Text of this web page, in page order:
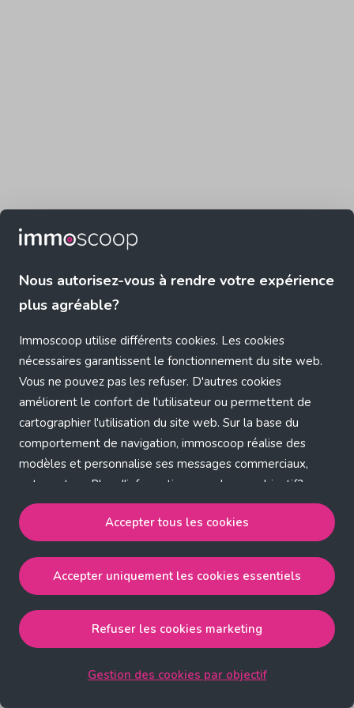
Nous autorisez-vous à rendre votre expérience
plus agréable?
Immoscoop utilise différents cookies. Les cookies
nécessaires garantissent le fonctionnement du site web.
Vous ne pouvez pas les refuser. D'autres cookies
améliorent le confort de l'utilisateur ou permettent de
cartographier l'utilisation du site web. Sur la base du
comportement de navigation, immoscoop réalise des
modèles et personnalise ses messages commerciaux,
entre autres. Plus d'informations sur chaque objectif?
Cliquez sur 'Gestion des cookies par objectif'.
Notre politique de cookies
Accepter tous les cookies
strictement nécessaires, performance, fonctionnalité et
publicité ciblée.
Accepter uniquement les cookies essentielsaccepte
les cookies strictement nécessaires.
Accepter tous les cookies
Accepter uniquement les cookies essentiels
Refuser les cookies marketing
Gestion des cookies par objectif
Application error: a client-side exception has occurred (see the
browser console for more information)